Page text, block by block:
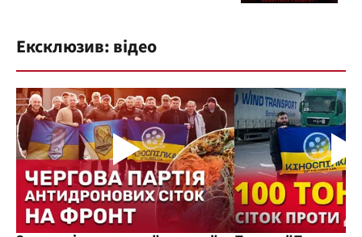
Ексклюзив: відео